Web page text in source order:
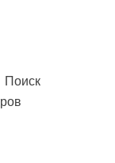
Поиск